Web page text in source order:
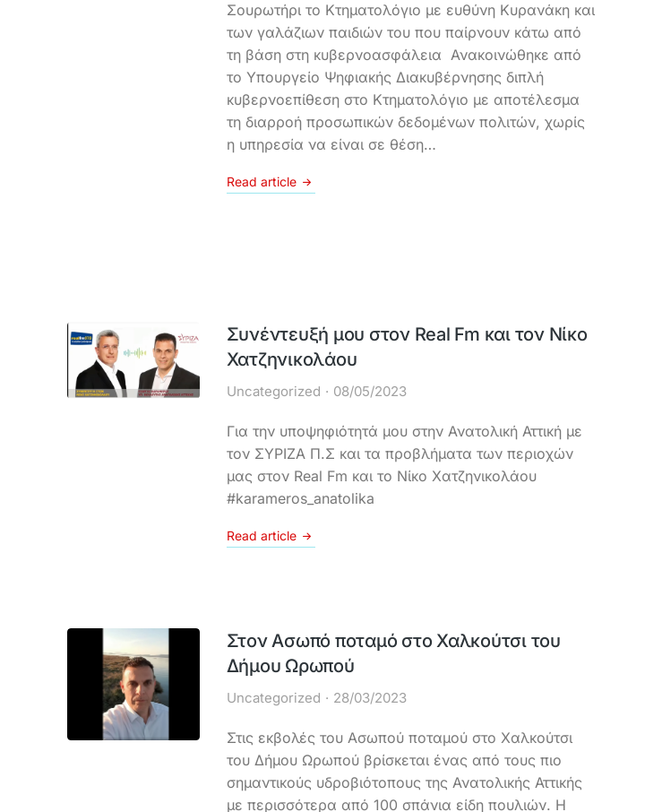
Σουρωτήρι το Κτηματολόγιο με ευθύνη Κυρανάκη και
των γαλάζιων παιδιών του που παίρνουν κάτω από
τη βάση στη κυβερνοασφάλεια Ανακοινώθηκε από
το Υπουργείο Ψηφιακής Διακυβέρνησης διπλή
κυβερνοεπίθεση στο Κτηματολόγιο με αποτέλεσμα
τη διαρροή προσωπικών δεδομένων πολιτών, χωρίς
η υπηρεσία να είναι σε θέση…
Read article
Συνέντευξή μου στον Real Fm και τον Νίκο
Χατζηνικολάου
Uncategorized 08/05/2023
Για την υποψηφιότητά μου στην Ανατολική Αττική με
τον ΣΥΡΙΖΑ Π.Σ και τα προβλήματα των περιοχών
μας στον Real Fm και το Νίκο Χατζηνικολάου
#karameros_anatolika
Read article
Στον Ασωπό ποταμό στο Χαλκούτσι του
Δήμου Ωρωπού
Uncategorized 28/03/2023
Στις εκβολές του Ασωπού ποταμού στο Χαλκούτσι
του Δήμου Ωρωπού βρίσκεται ένας από τους πιο
σημαντικούς υδροβιότοπους της Ανατολικής Αττικής
με περισσότερα από 100 σπάνια είδη πουλιών. Η